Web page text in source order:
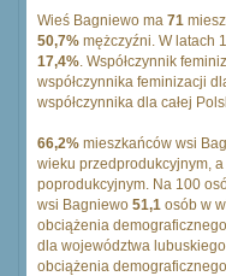
Wieś Bagniewo ma 71
50,7% mężczyźni. W latach
17,4%. Współczynnik
współczynnika feminizacji
współczynnika dla całej
66,2% mieszkańców wsi
wieku przedprodukcyjnym, a
poprodukcyjnym. Na 100
wsi Bagniewo 51,1 osób w
obciążenia
dla województwa
obciążenia